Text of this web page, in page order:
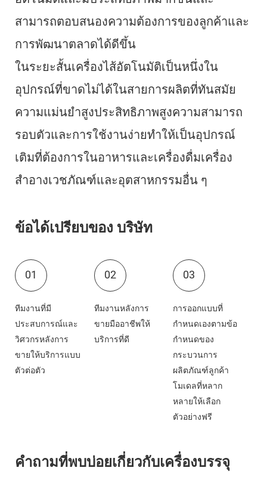
สามารถตอบสนองความต้องการของลูกค้าและ
การพัฒนาตลาดได้ดีขึ้น
ในระยะสั้นเครื่องไส้อัตโนมัติเป็นหนึ่งใน
อุปกรณ์ที่ขาดไม่ได้ในสายการผลิตที่ทันสมัย
ความแม่นยำสูงประสิทธิภาพสูงความสามารถ
รอบตัวและการใช้งานง่ายทำให้เป็นอุปกรณ์
เติมที่ต้องการในอาหารและเครื่องดื่มเครื่อง
สำอางเวชภัณฑ์และอุตสาหกรรมอื่น ๆ
ข้อได้เปรียบของ บริษัท
01
ทีมงานที่มี
ประสบการณ์และ
วิศวกรหลังการ
ขายให้บริการแบบ
ตัวต่อตัว
02
ทีมงานหลังการ
ขายมืออาชีพให้
บริการที่ดี
03
การออกแบบที่
กำหนดเองตามข้อ
กำหนดของ
กระบวนการ
ผลิตภัณฑ์ลูกค้า
โมเดลที่หลาก
หลายให้เลือก
ตัวอย่างฟรี
คำถามที่พบบ่อยเกี่ยวกับเครื่องบรรจุ